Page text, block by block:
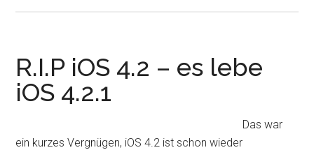
R.I.P iOS 4.2 – es lebe
iOS 4.2.1
Das war
ein kurzes Vergnügen, iOS 4.2 ist schon wieder